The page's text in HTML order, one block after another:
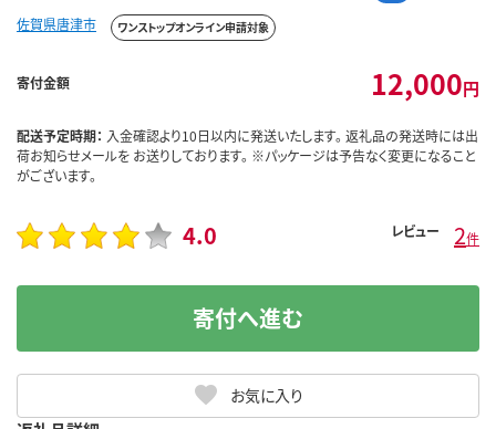
佐賀県唐津市 ワンストップオンライン申請対象
寄付金額 12,000円
配送予定時期： 入金確認より10日以内に発送いたします。 返礼品の発送時には出
荷お知らせメールを お送りしております。 ※パッケージは予告なく変更になること
がございます。
4.0 レビュー 2件
お気に入り
寄付へ進む